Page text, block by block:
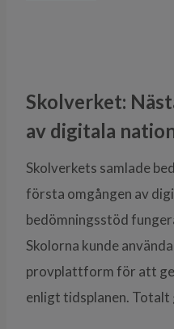
Skolverket:
av digitala
Skolverkets samlade
första omgången av
bedömningsstöd
Skolorna kunde
provplattform för att
enligt tidsplanen.